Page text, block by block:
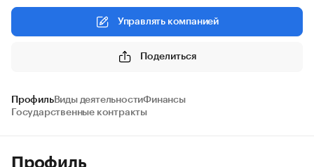
Управлять компанией
Поделиться
ПрофильВиды деятельностиФинансы
Государственные контракты
Профиль